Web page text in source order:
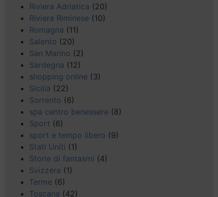
Riviera Adriatica (20)
Riviera Riminese (10)
Romagna (11)
Salento (20)
San Marino (2)
Sardegna (12)
shopping online (3)
Sicilia (22)
Sorrento (6)
spa centro benessere (8)
Sport (6)
sport e tempo libero (9)
Stati Uniti (1)
Storie di fantasmi (4)
Svizzera (1)
Terme (6)
Toscana (42)